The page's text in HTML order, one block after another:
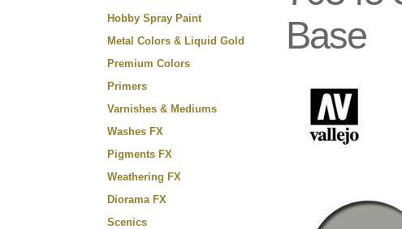
Hobby Spray Paint
Metal Colors & Liquid Gold
Premium Colors
Primers
Varnishes & Mediums
Washes FX
Pigments FX
Weathering FX
Diorama FX
Scenics
Base